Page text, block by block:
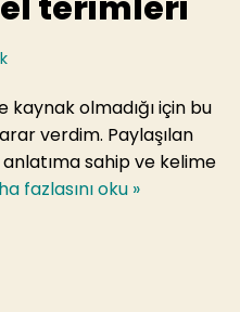
olmadığı için bu
verdim. Paylaşılan
sahip ve kelime
fazlasını oku »